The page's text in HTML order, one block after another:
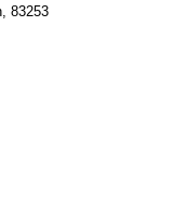
83253